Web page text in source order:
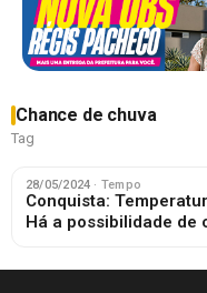
Chance de chuva
Tag
28/05/2024 · Tempo
Conquista:
Há a possibilidade de